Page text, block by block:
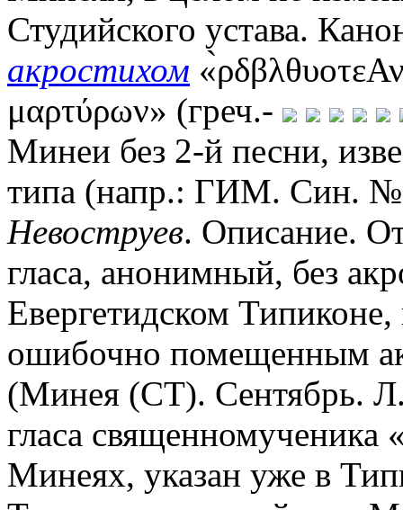
Студийского устава.
акростихом
μαρτύρων» (греч.-
Минеи без 2-й песни,
типа (напр.: ГИМ. Син.
Невоструев. Описание.
гласа, анонимный, без
Евергетидском
ошибочно помещенным
(Минея (СТ). Сентябрь.
гласа священномученика
Минеях, указан уже в